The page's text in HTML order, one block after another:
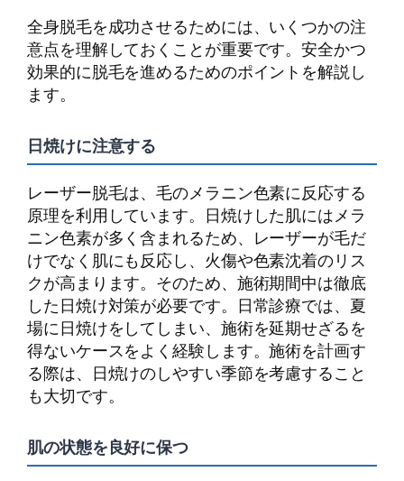
全身脱毛を成功させるためには、いくつかの注
意点を理解しておくことが重要です。安全かつ
効果的に脱毛を進めるためのポイントを解説し
ます。
日焼けに注意する
レーザー脱毛は、毛のメラニン色素に反応する
原理を利用しています。日焼けした肌にはメラ
ニン色素が多く含まれるため、レーザーが毛だ
けでなく肌にも反応し、火傷や色素沈着のリス
クが高まります。そのため、施術期間中は徹底
した日焼け対策が必要です。日常診療では、夏
場に日焼けをしてしまい、施術を延期せざるを
得ないケースをよく経験します。施術を計画す
る際は、日焼けのしやすい季節を考慮すること
も大切です。
肌の状態を良好に保つ